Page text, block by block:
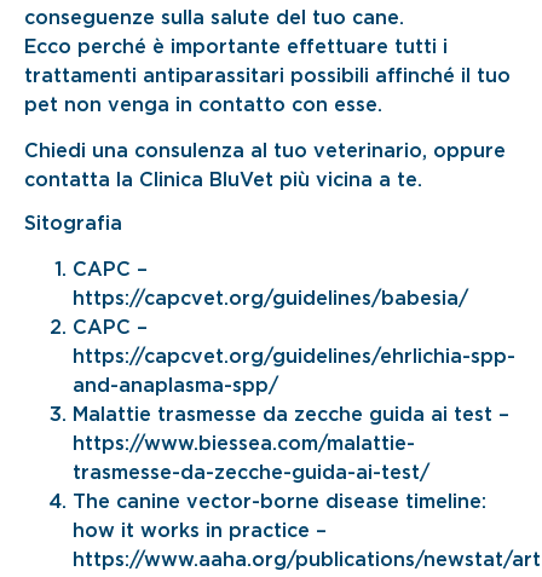
conseguenze sulla salute del tuo cane.
Ecco perché è importante effettuare tutti i
trattamenti antiparassitari possibili affinché il tuo
pet non venga in contatto con esse.
Chiedi una consulenza al tuo veterinario, oppure
contatta la Clinica BluVet più vicina a te.
Sitografia
CAPC –
https://capcvet.org/guidelines/babesia/
CAPC –
https://capcvet.org/guidelines/ehrlichia-spp-
and-anaplasma-spp/
Malattie trasmesse da zecche guida ai test –
https://www.biessea.com/malattie-
trasmesse-da-zecche-guida-ai-test/
The canine vector-borne disease timeline:
how it works in practice –
https://www.aaha.org/publications/newstat/